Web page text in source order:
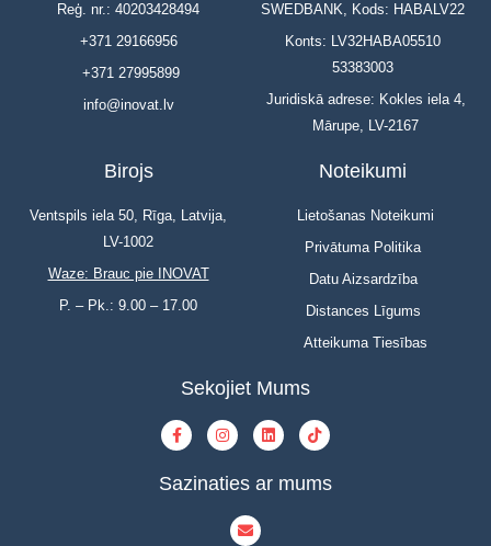
Reģ. nr.: 40203428494
+371 29166956
+371 27995899
info@inovat.lv
SWEDBANK, Kods: HABALV22
Konts: LV32HABA05510
53383003
Juridiskā adrese: Kokles iela 4,
Mārupe, LV-2167
Birojs
Ventspils iela 50, Rīga, Latvija,
LV-1002
Waze: Brauc pie INOVAT
P. – Pk.: 9.00 – 17.00
Noteikumi
Lietošanas Noteikumi
Privātuma Politika
Datu Aizsardzība
Distances Līgums
Atteikuma Tiesības
Sekojiet Mums
Sazinaties ar mums